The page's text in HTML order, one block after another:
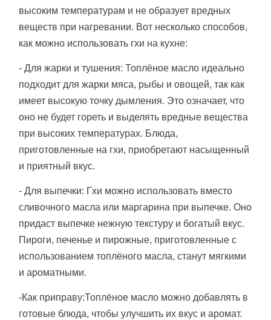
высоким температурам и не образует вредных
веществ при нагревании. Вот несколько способов,
как можно использовать гхи на кухне:
- Для жарки и тушения: Топлёное масло идеально
подходит для жарки мяса, рыбы и овощей, так как
имеет высокую точку дымления. Это означает, что
оно не будет гореть и выделять вредные вещества
при высоких температурах. Блюда,
приготовленные на гхи, приобретают насыщенный
и приятный вкус.
- Для выпечки: Гхи можно использовать вместо
сливочного масла или маргарина при выпечке. Оно
придаст выпечке нежную текстуру и богатый вкус.
Пироги, печенье и пирожные, приготовленные с
использованием топлёного масла, станут мягкими
и ароматными.
-Как приправу:Топлёное масло можно добавлять в
готовые блюда, чтобы улучшить их вкус и аромат.